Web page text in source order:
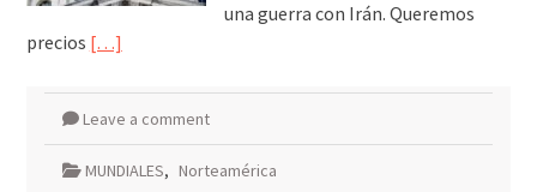
una guerra con Irán. Queremos
precios […]
Leave a comment
MUNDIALES, Norteamérica